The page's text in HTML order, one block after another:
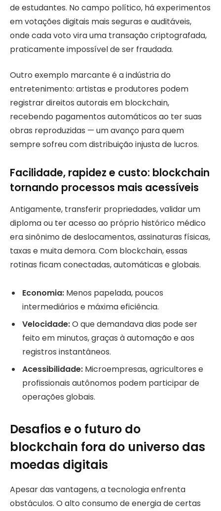
de estudantes. No campo político, há experimentos
em votações digitais mais seguras e auditáveis,
onde cada voto vira uma transação criptografada,
praticamente impossível de ser fraudada.
Outro exemplo marcante é a indústria do
entretenimento: artistas e produtores podem
registrar direitos autorais em blockchain,
recebendo pagamentos automáticos ao ter suas
obras reproduzidas — um avanço para quem
sempre sofreu com distribuição injusta de lucros.
Facilidade, rapidez e custo: blockchain
tornando processos mais acessíveis
Antigamente, transferir propriedades, validar um
diploma ou ter acesso ao próprio histórico médico
era sinônimo de deslocamentos, assinaturas físicas,
taxas e muita demora. Com blockchain, essas
rotinas ficam conectadas, automáticas e globais.
Economia: Menos papelada, poucos
intermediários e máxima eficiência.
Velocidade:O que demandava dias pode ser
feito em minutos, graças à automação e aos
registros instantâneos.
Acessibilidade: Microempresas, agricultores e
profissionais autônomos podem participar de
operações globais.
Desafios e o futuro do
blockchain fora do universo das
moedas digitais
Apesar das vantagens, a tecnologia enfrenta
obstáculos. O alto consumo de energia de certas